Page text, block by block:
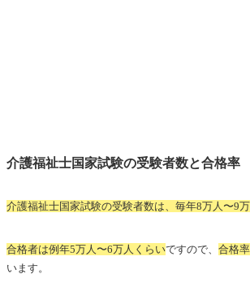
介護福祉士国家試験の受験者数と合格率
介護福祉士国家試験の受験者数は、毎年8万人〜9
合格者は例年5万人〜6万人くらいですので、 合格
います。